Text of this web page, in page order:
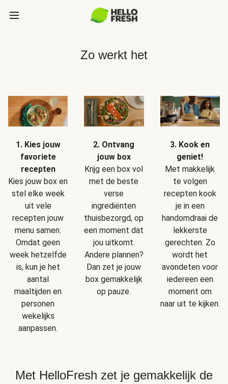
Zo werkt het
1. Kies jouw
favoriete
recepten
Kies jouw box en
stel elke week
uit vele
recepten jouw
menu samen.
Omdat geen
week hetzelfde
is, kun je het
aantal
maaltijden en
personen
wekelijks
aanpassen.
2. Ontvang
jouw box
Krijg een box vol
met de beste
verse
ingrediënten
thuisbezorgd, op
een moment dat
jou uitkomt.
Andere plannen?
Dan zet je jouw
box gemakkelijk
op pauze.
3. Kook en
geniet!
Met makkelijk
te volgen
recepten kook
je in een
handomdraai de
lekkerste
gerechten. Zo
wordt het
avondeten voor
iedereen een
moment om
naar uit te kijken.
Met HelloFresh zet je gemakkelijk de